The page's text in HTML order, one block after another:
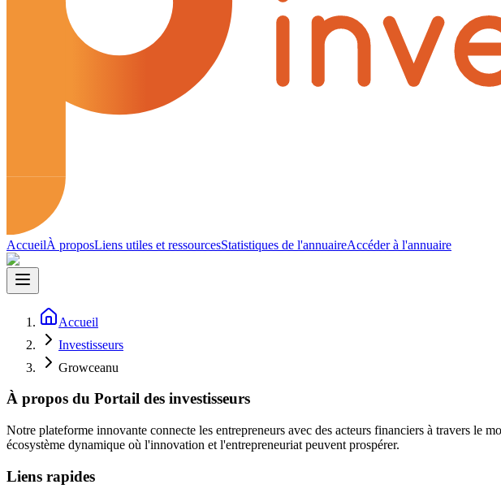
AccueilÀ proposLiens utiles et ressourcesStatistiques de l'annuaireAccéder à l'annuaire
Accueil
Investisseurs
Growceanu
À propos du Portail des investisseurs
Notre plateforme innovante connecte les entrepreneurs avec des acteurs financiers à travers le
écosystème dynamique où l'innovation et l'entrepreneuriat peuvent prospérer.
Liens rapides